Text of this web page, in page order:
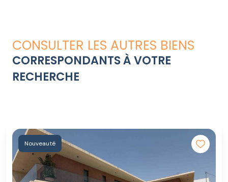
CONSULTER LES AUTRES BIENS
CORRESPONDANTS À VOTRE
RECHERCHE
Nouveauté